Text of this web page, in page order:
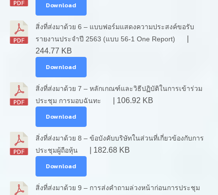
Download
สิ่งที่ส่งมาด้วย 6 – แบบฟอร์มแสดงความประสงค์ขอรับ
รายงานประจำปี 2563 (แบบ 56-1 One Report)
244.77 KB
Download
สิ่งที่ส่งมาด้วย 7 – หลักเกณฑ์และวิธีปฏิบัติในการเข้าร่วม
ประชุม การมอบฉันทะ
| 106.92 KB
Download
สิ่งที่ส่งมาด้วย 8 – ข้อบังคับบริษัทในส่วนที่เกี่ยวข้องกับการ
ประชุมผู้ถือหุ้น
| 182.68 KB
Download
สิ่งที่ส่งมาด้วย 9 – การส่งคำถามล่วงหน้าก่อนการประชุม